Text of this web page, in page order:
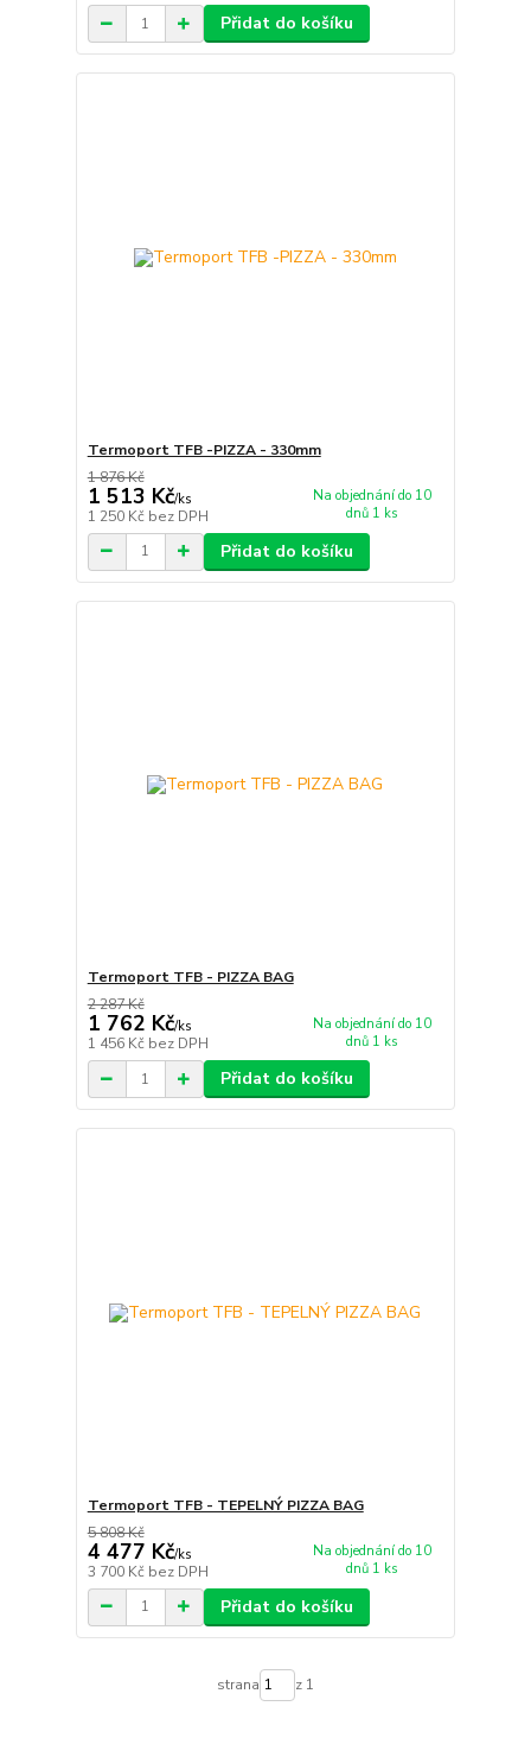
Přidat do košíku
Termoport TFB -PIZZA - 330mm
1 876 Kč
1 513 Kč/ks
1 250 Kč bez DPH
Na objednání do 10
dnů 1 ks
Přidat do košíku
Termoport TFB - PIZZA BAG
2 287 Kč
1 762 Kč/ks
1 456 Kč bez DPH
Na objednání do 10
dnů 1 ks
Přidat do košíku
Termoport TFB - TEPELNÝ PIZZA BAG
5 808 Kč
4 477 Kč/ks
3 700 Kč bez DPH
Na objednání do 10
dnů 1 ks
Přidat do košíku
strana z 1